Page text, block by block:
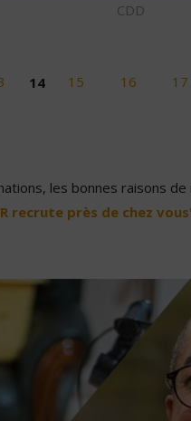
CDD
14 15 16 17
les bonnes raisons
recrute près de chez